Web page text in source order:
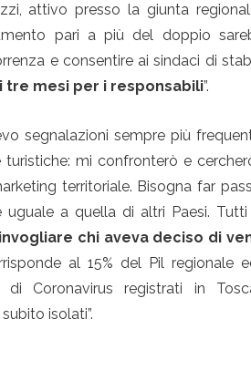
attivo presso la giunta
pari a più del doppio
e consentire ai sindaci di
tre mesi per i responsabili”.
segnalazioni sempre più
mi confronterò e
territoriale. Bisogna far
uguale a quella di altri Paesi. Tutti
invogliare chi aveva deciso di
al 15% del Pil regionale
Coronavirus registrati in
isolati”.